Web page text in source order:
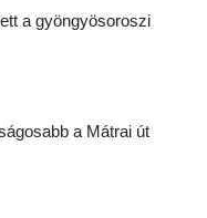
a gyöngyösoroszi
a Mátrai út